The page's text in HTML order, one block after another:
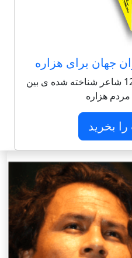
جهان برای هزاره
مجموعه شعر بی نظیر از 125 شاعر شناخته شده ی بین
مردم هزاره
بخرید